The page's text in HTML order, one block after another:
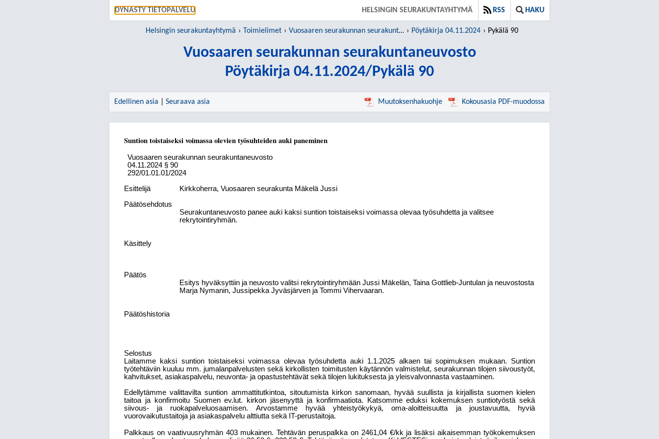
DYNASTY TIETOPALVELU SIIRRY SUORAAN PÄÄSISÄLTÖÖNHELSINGIN SEURAKUNTAYHTYMÄ RSS HAKU
Helsingin seurakuntayhtymä Toimielimet Vuosaaren seurakunnan seurakuntaneuvosto Pöytäkirja 04.11.2024 Pykälä 90
Vuosaaren seurakunnan seurakuntaneuvosto
Pöytäkirja 04.11.2024/Pykälä 90
Edellinen asia Seuraava asia Muutoksenhakuohje Kokousasia PDF-muodossa
Suntion toistaiseksi voimassa olevien työsuhteiden auki paneminen
Vuosaaren seurakunnan seurakuntaneuvosto
04.11.2024 § 90
292/01.01.01/2024
Esittelijä
Kirkkoherra, Vuosaaren seurakunta Mäkelä Jussi
Päätösehdotus
Seurakuntaneuvosto panee auki kaksi suntion toistaiseksi voimassa olevaa työsuhdetta ja valitsee
rekrytointiryhmän.
Käsittely
Päätös
Esitys hyväksyttiin ja neuvosto valitsi rekrytointiryhmään Jussi Mäkelän, Taina Gottlieb-Juntulan ja neuvostosta
Marja Nymanin, Jussipekka Jyväsjärven ja Tommi Vihervaaran.
Päätöshistoria
Selostus
Laitamme kaksi suntion toistaiseksi voimassa olevaa työsuhdetta auki 1.1.2025 alkaen tai sopimuksen mukaan. Suntion
työtehtäviin kuuluu mm. jumalanpalvelusten sekä kirkollisten toimitusten käytännön valmistelut, seurakunnan tilojen siivoustyöt,
kahvitukset, asiakaspalvelu, neuvonta- ja opastustehtävät sekä tilojen lukituksesta ja yleisvalvonnasta vastaaminen.
Edellytämme valittavilta suntion ammattitutkintoa, sitoutumista kirkon sanomaan, hyvää suullista ja kirjallista suomen kielen
taitoa ja konfirmoitu Suomen ev.lut. kirkon jäsenyyttä ja konfirmaatiota. Katsomme eduksi kokemuksen suntiotyöstä sekä
siivous- ja ruokapalveluosaamisen. Arvostamme hyvää yhteistyökykyä, oma-aloitteisuutta ja joustavuutta, hyviä
vuorovaikutustaitoja ja asiakaspalvelu alttiutta sekä IT-perustaitoja.
Palkkaus on vaativuusryhmän 403 mukainen. Tehtävän peruspalkka on 2461,04 €/kk ja lisäksi aikaisemman työkokemuksen